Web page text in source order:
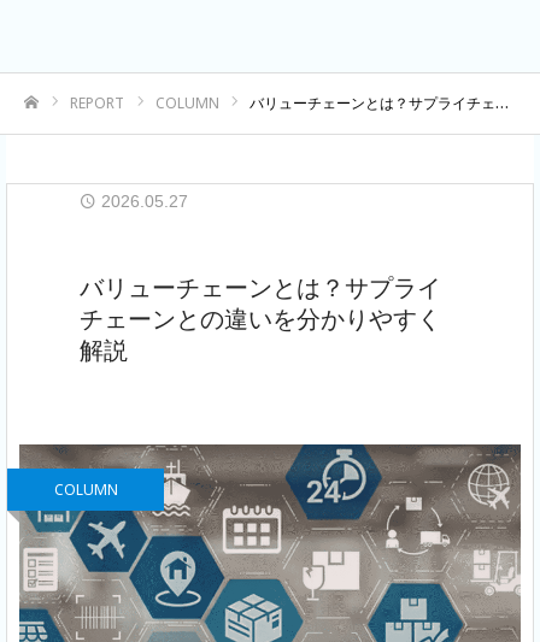
REPORT COLUMN バリューチェーンとは？サプライチェーンとの違いを分かりやすく解説
2026.05.27
バリューチェーンとは？サプライ
チェーンとの違いを分かりやすく
解説
COLUMN